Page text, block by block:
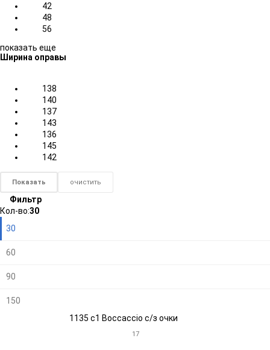
42
48
56
показать еще
Ширина оправы
138
140
137
143
136
145
142
Показать очистить
Фильтр
Плитка
Подробно
Компактно
Кол-во:30
30
60
90
150
1135 c1 Boccaccio с/з очки
17